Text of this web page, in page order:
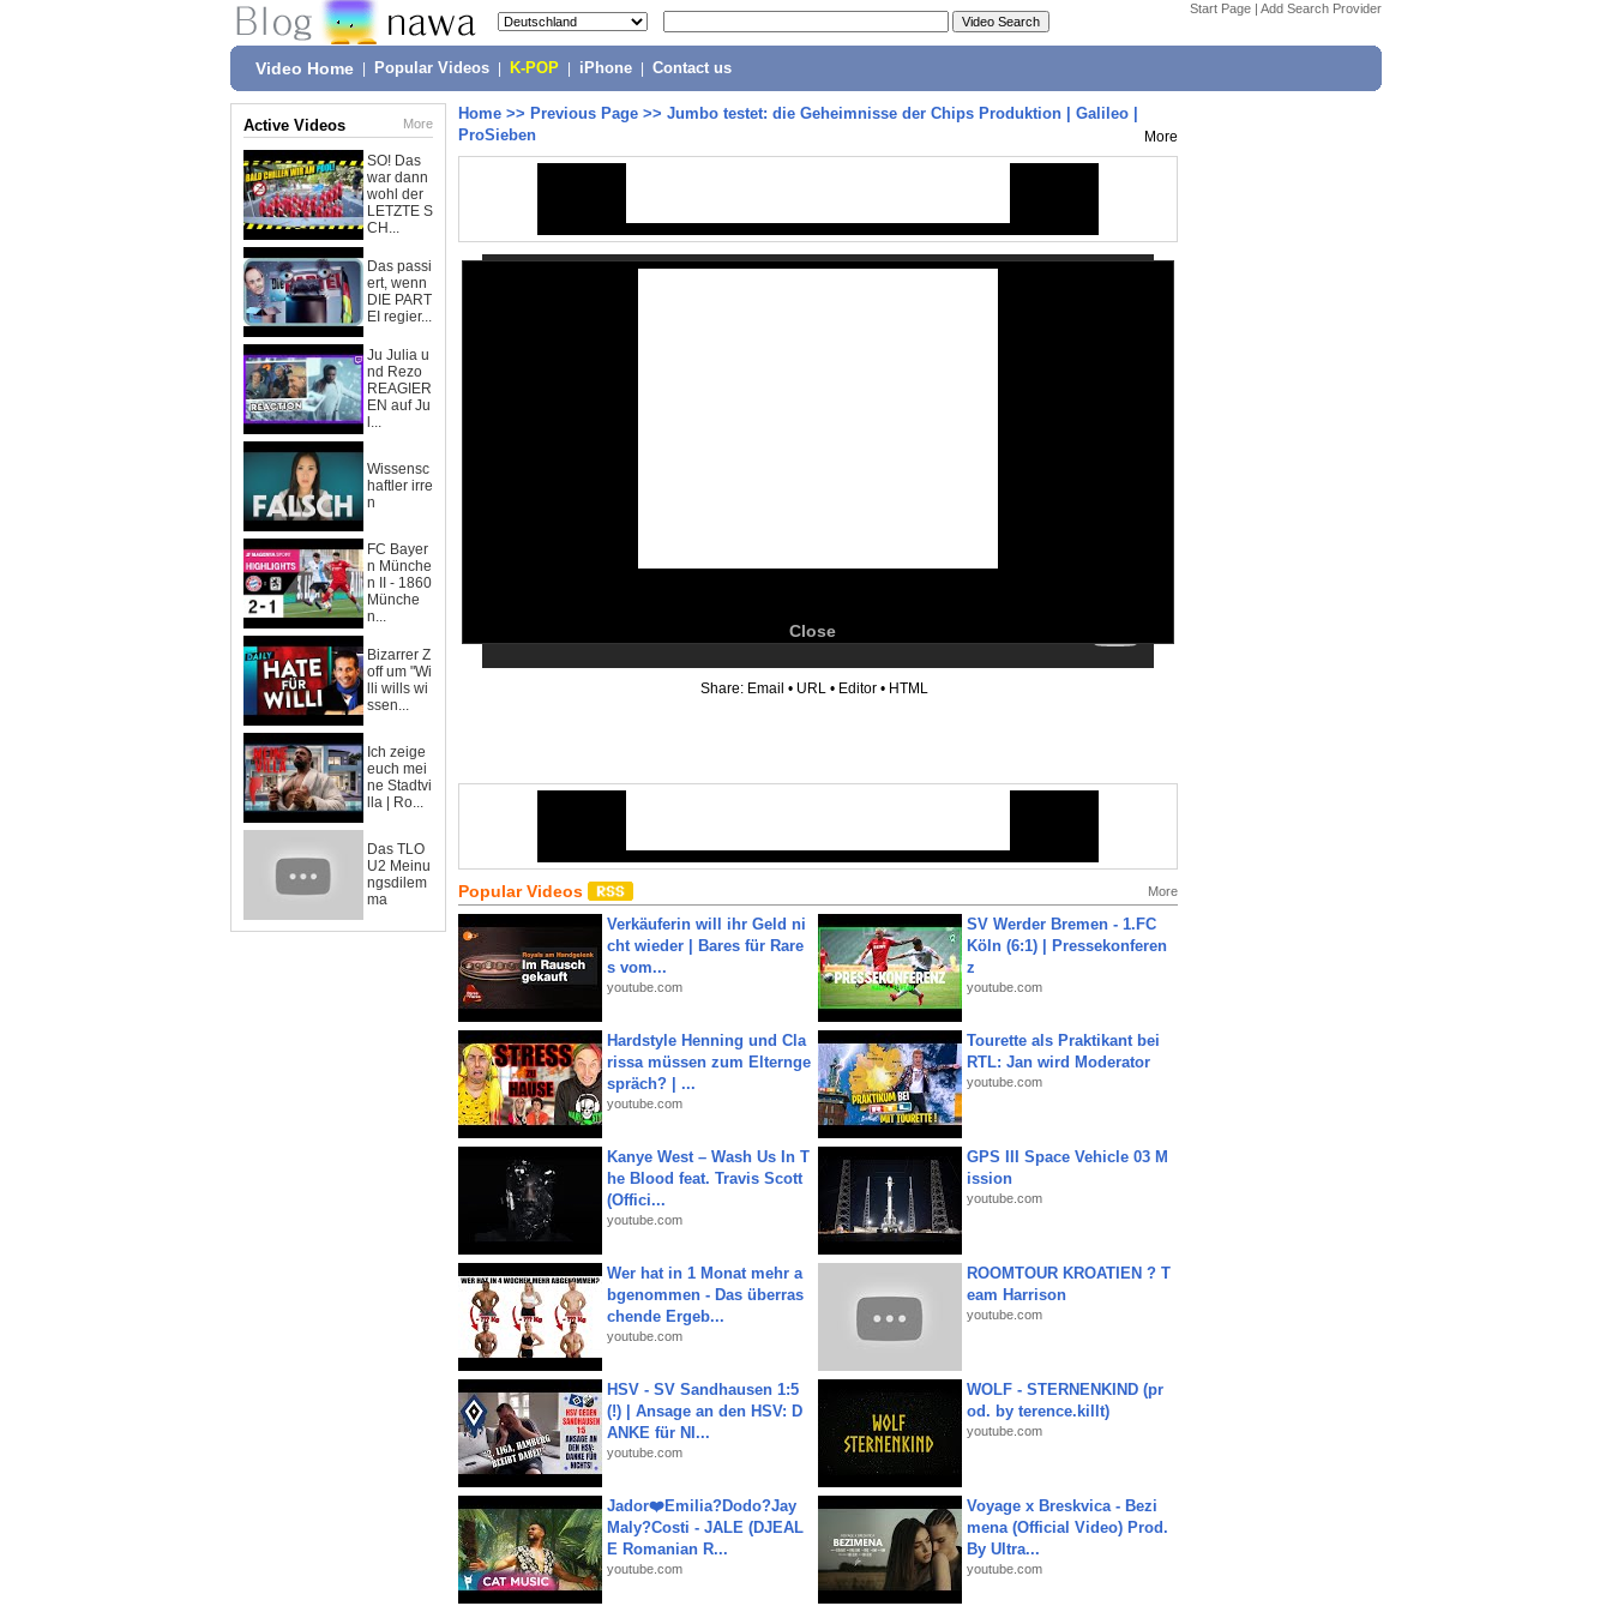
Start Page | Add Search Provider
Video Home Popular Videos K-POP iPhone Contact us
Active Videos More
SO! Das
war dann
wohl der
LETZTE S
CH...
Das passi
ert, wenn
DIE PART
EI regier...
Ju Julia u
nd Rezo
REAGIER
EN auf Ju
l...
Wissensc
haftler irre
n
FC Bayer
n Münche
n II - 1860
Münche
n...
Bizarrer Z
off um "Wi
lli wills wi
ssen...
Ich zeige
euch mei
ne Stadtvi
lla | Ro...
Das TLO
U2 Meinu
ngsdilem
ma
Home >> Previous Page >> Jumbo testet: die Geheimnisse der Chips Produktion | Galileo |
ProSieben
More
Close
Share: Email • URL • Editor • HTML
Popular Videos More
Verkäuferin will ihr Geld ni
cht wieder | Bares für Rare
s vom...
youtube.com
SV Werder Bremen - 1.FC
Köln (6:1) | Pressekonferen
z
youtube.com
Hardstyle Henning und Cla
rissa müssen zum Elternge
spräch? | ...
youtube.com
Tourette als Praktikant bei
RTL: Jan wird Moderator
youtube.com
Kanye West – Wash Us In T
he Blood feat. Travis Scott
(Offici...
youtube.com
GPS III Space Vehicle 03 M
ission
youtube.com
Wer hat in 1 Monat mehr a
bgenommen - Das überras
chende Ergeb...
youtube.com
ROOMTOUR KROATIEN ? T
eam Harrison
youtube.com
HSV - SV Sandhausen 1:5
(!) | Ansage an den HSV: D
ANKE für NI...
youtube.com
WOLF - STERNENKIND (pr
od. by terence.killt)
youtube.com
Jador❤️Emilia?Dodo?Jay
Maly?Costi - JALE (DJEAL
E Romanian R...
youtube.com
Voyage x Breskvica - Bezi
mena (Official Video) Prod.
By Ultra...
youtube.com